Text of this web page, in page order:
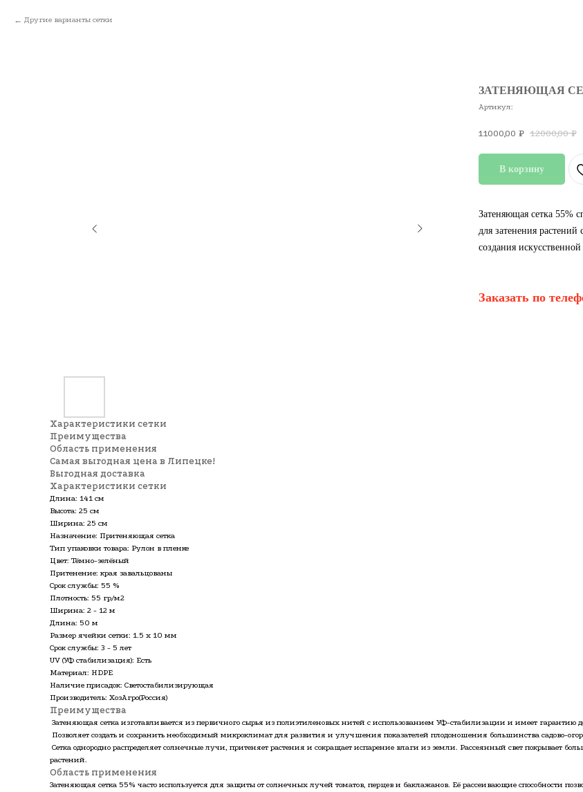
Другие варианты сетки
ЗАТЕНЯЮЩАЯ
Артикул:
11000,00 ₽ 12000,00 ₽
В корзину
Затеняющая сетка 55%
для затенения
создания
Заказать по
Характеристики сетки
Преимущества
Область применения
Самая выгодная цена в Липецке!
Выгодная доставка
Характеристики сетки
Длина: 141 см
Высота: 25 см
Ширина: 25 см
Назначение: Притеняющая сетка
Тип упаковки товара: Рулон в пленке
Цвет: Тёмно-зелёный
Притенение: края завальцованы
Срок службы: 55 %
Плотность: 55 гр/м2
Ширина: 2 - 12 м
Длина: 50 м
Размер ячейки сетки: 1.5 x 10 мм
Срок службы: 3 - 5 лет
UV (УФ стабилизация): Есть
Материал: HDPE
Наличие присадок: Светостабилизирующая
Производитель: ХозАгро(Россия)
Преимущества
Затеняющая сетка изготавливается из первичного сырья из полиэтиленовых нитей с использованием УФ-стабилизации и имеет гарантию
Позволяет создать и сохранить необходимый микроклимат для развития и улучшения показателей плодоношения большинства садово-
Сетка однородно распределяет солнечные лучи, притеняет растения и сокращает испарение влаги из земли. Рассеянный свет покрывает
растений.
Область применения
Затеняющая сетка 55% часто используется для защиты от солнечных лучей томатов, перцев и баклажанов. Её рассеивающие способности